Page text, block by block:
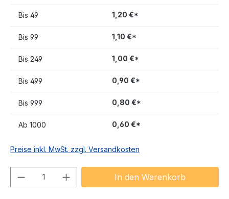
Bis 49 1,20 €*
Bis 99 1,10 €*
Bis 249 1,00 €*
Bis 499 0,90 €*
Bis 999 0,80 €*
Ab 1000 0,60 €*
Preise inkl. MwSt. zzgl. Versandkosten
Produkt Anzahl: Gib denIn den Warenkorb